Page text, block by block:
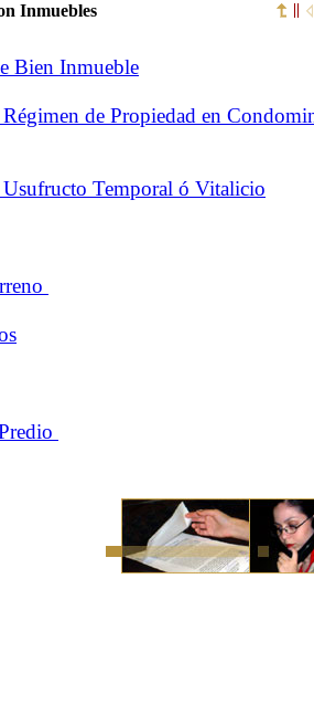
Inmuebles
Bien Inmueble
de Propiedad en
Temporal ó Vitalicio